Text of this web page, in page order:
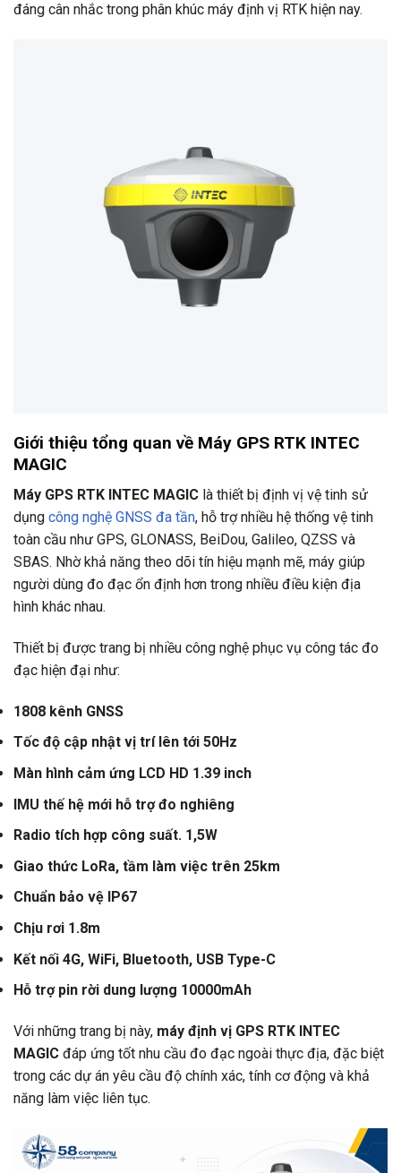
đáng cân nhắc trong phân khúc máy định vị RTK hiện nay.
Giới thiệu tổng quan về Máy GPS RTK INTEC
MAGIC
Máy GPS RTK INTEC MAGIC là thiết bị định vị vệ tinh sử
dụng công nghệ GNSS đa tần, hỗ trợ nhiều hệ thống vệ tinh
toàn cầu như GPS, GLONASS, BeiDou, Galileo, QZSS và
SBAS. Nhờ khả năng theo dõi tín hiệu mạnh mẽ, máy giúp
người dùng đo đạc ổn định hơn trong nhiều điều kiện địa
hình khác nhau.
Thiết bị được trang bị nhiều công nghệ phục vụ công tác đo
đạc hiện đại như:
1808 kênh GNSS
Tốc độ cập nhật vị trí lên tới 50Hz
Màn hình cảm ứng LCD HD 1.39 inch
IMU thế hệ mới hỗ trợ đo nghiêng
Radio tích hợp công suất. 1,5W
Giao thức LoRa, tầm làm việc trên 25km
Chuẩn bảo vệ IP67
Chịu rơi 1.8m
Kết nối 4G, WiFi, Bluetooth, USB Type-C
Hỗ trợ pin rời dung lượng 10000mAh
Với những trang bị này, máy định vị GPS RTK INTEC
MAGIC đáp ứng tốt nhu cầu đo đạc ngoài thực địa, đặc biệt
trong các dự án yêu cầu độ chính xác, tính cơ động và khả
năng làm việc liên tục.